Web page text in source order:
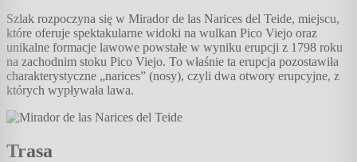
Szlak rozpoczyna się w Mirador de las Narices del Teide, miejscu,
które oferuje spektakularne widoki na wulkan Pico Viejo oraz
unikalne formacje lawowe powstałe w wyniku erupcji z 1798 roku
na zachodnim stoku Pico Viejo. To właśnie ta erupcja pozostawiła
charakterystyczne „narices” (nosy), czyli dwa otwory erupcyjne, z
których wypływała lawa.
Trasa